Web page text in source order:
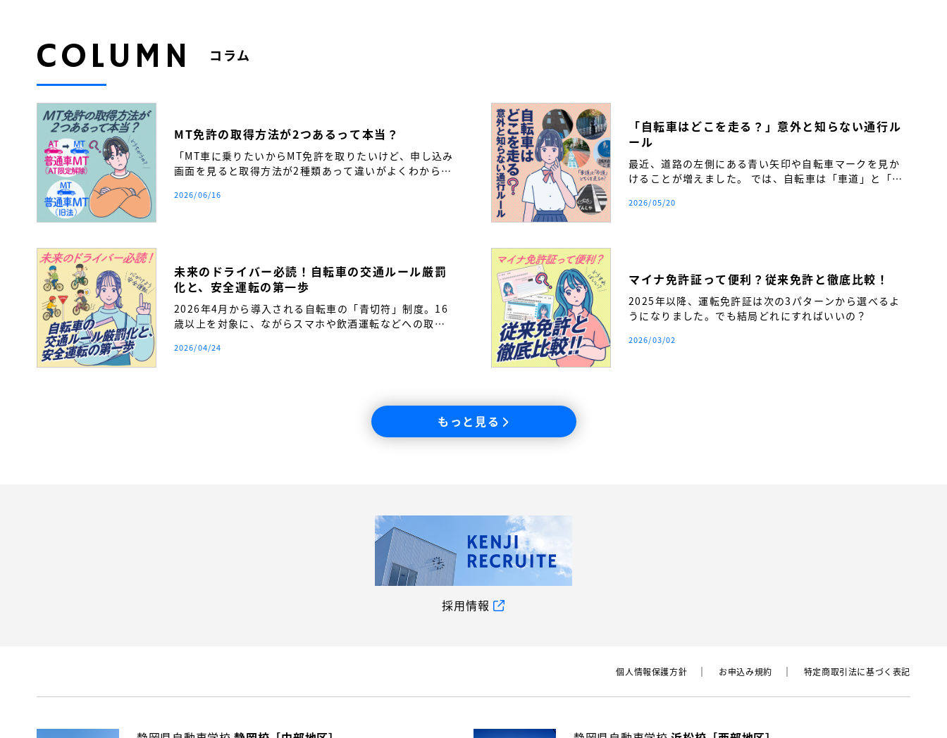
COLUMN コラム
MT免許の取得方法が2つあるって本当？
「MT車に乗りたいからMT免許を取りたいけど、申し込み
画面を見ると取得方法が2種類あって違いがよくわからな
か。
2026/06/16
「自転車はどこを走る？」意外と知らない通行ル
ール
最近、道路の左側にある青い矢印や自転車マークを見か
けることが増えました。 では、自転車は「車道」と「歩
2026/05/20
未来のドライバー必読！自転車の交通ルール厳罰
化と、安全運転の第一歩
2026年4月から導入される自転車の「青切符」制度。16
歳以上を対象に、ながらスマホや飲酒運転などへの取り
覚を持ち、将来の安全運転へと繋げるために――。免許取
2026/04/24
マイナ免許証って便利？従来免許と徹底比較！
2025年以降、運転免許証は次の3パターンから選べるよ
うになりました。でも結局どれにすればいいの？
2026/03/02
もっと見る
採用情報
個⼈情報保護⽅針 お申込み規約 特定商取引法に基づく表記